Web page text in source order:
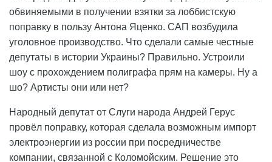
обвиняемыми в получении взятки за лоббистскую
поправку в пользу Антона Яценко. САП возбудила
уголовное производство. Что сделали самые честные
депутаты в истории Украины? Правильно. Устроили
шоу с прохождением полиграфа прям на камеры. Ну а
шо? Артисты они или нет?
Народный депутат от Слуги народа Андрей Герус
провёл поправку, которая сделала возможным импорт
электроэнергии из россии при посредничестве
компании, связанной с Коломойским. Решение это